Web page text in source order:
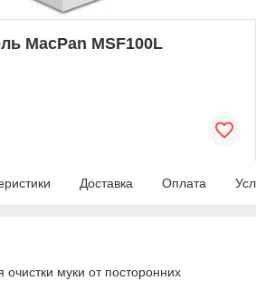
MacPan MSF100L
Доставка Оплата
очистки муки от посторонних